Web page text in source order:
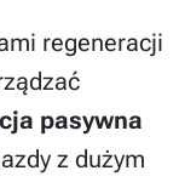
regeneracji
pasywna
z dużym